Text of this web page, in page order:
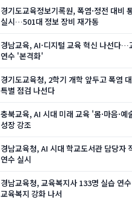
경기도교육정보기록원, 폭염·정전 대비
실시…501대 정보 장비 재가동
경남교육, AI·디지털 교육 혁신 나선다…
연수 '본격화'
경기도교육청, 2학기 개학 앞두고 폭염
특별 점검 나선다
충북교육, AI 시대 미래 교육 '몸·마음·예
성장 강조
경남교육청, AI 시대 학교도서관 담당자
연수 실시
경남교육청, 교육복지사 133명 실습 연
교육복지 강화 나서